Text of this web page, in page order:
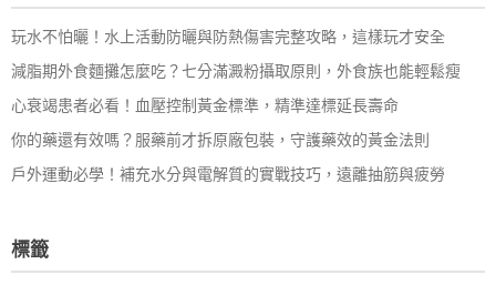
玩水不怕曬！水上活動防曬與防熱傷害完整攻略，這樣玩才安全
減脂期外食麵攤怎麼吃？七分滿澱粉攝取原則，外食族也能輕鬆瘦
心衰竭患者必看！血壓控制黃金標準，精準達標延長壽命
你的藥還有效嗎？服藥前才拆原廠包裝，守護藥效的黃金法則
戶外運動必學！補充水分與電解質的實戰技巧，遠離抽筋與疲勞
標籤